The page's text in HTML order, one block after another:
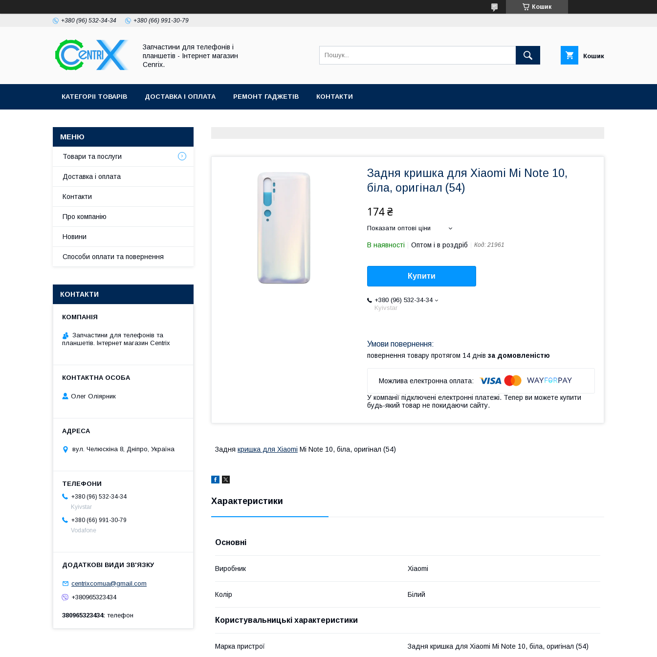
Кошик
+380 (96) 532-34-34 +380 (66) 991-30-79
Запчастини для телефонів і
планшетів - Інтернет магазин
Cenrix.
Кошик
КАТЕГОРІІ ТОВАРІВ ДОСТАВКА І ОПЛАТА РЕМОНТ ГАДЖЕТІВ КОНТАКТИ
Задня кришка для Xiaomi Mi Note 10,
біла, оригінал (54)
174 ₴
Показати оптові ціни
В наявності Оптом і в роздріб Код: 21961
Купити
+380 (96) 532-34-34
Kyivstar
повернення товару протягом 14 днів за домовленістю
У компанії підключені електронні платежі. Тепер ви можете купити
будь-який товар не покидаючи сайту.
Задня кришка для Xiaomi Mi Note 10, біла, оригінал (54)
Характеристики
Основні
Виробник Xiaomi
Колір Білий
Користувальницькі характеристики
Марка пристрої Задня кришка для Xiaomi Mi Note 10, біла, оригінал (54)
Товари та послуги
Доставка і оплата
Контакти
Про компанію
Новини
Способи оплати та повернення
КОНТАКТИ
Запчастини для телефонів та
планшетів. Інтернет магазин Centrix
Олег Оліярник
вул. Челюскіна 8, Дніпро, Україна
+380 (96) 532-34-34
Kyivstar
+380 (66) 991-30-79
Vodafone
centrixcomua@gmail.com
+380965323434
380965323434 телефон